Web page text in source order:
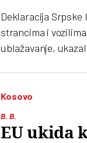
Deklaracija Srpske
strancima i
ublažavanje,
Kosovo
B. B.
EU ukida